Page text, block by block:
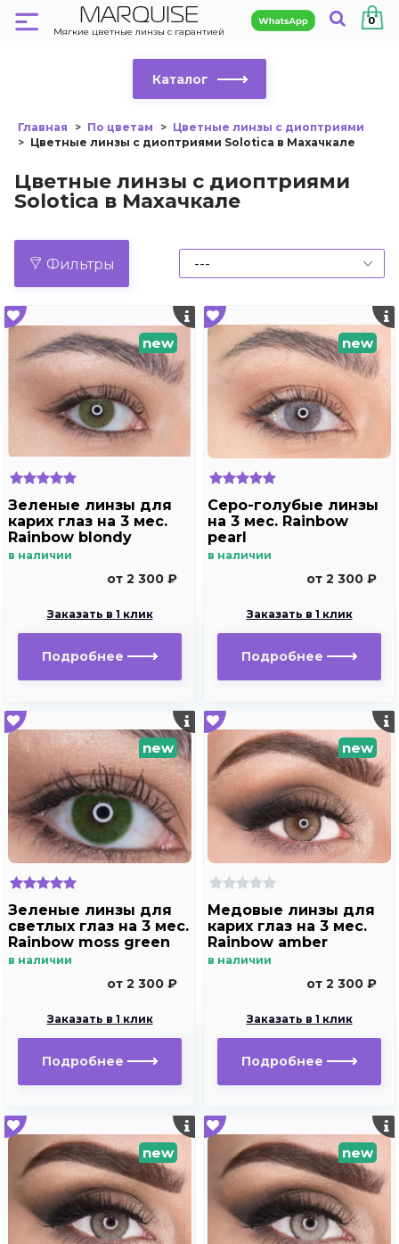
MARQUISE
Мягкие цветные линзы с гарантией
0
Каталог
Главная По цветам
Цветные линзы с диоптриями
Цветные линзы с диоптриями Solotica в Махачкале
Цветные линзы с диоптриями
Solotica в Махачкале
Фильтры
new
Зеленые линзы для
карих глаз на 3 мес.
Rainbow blondy
в наличии
от 2 300 ₽
Заказать в 1 клик
Подробнее
new
Серо-голубые линзы
на 3 мес. Rainbow
pearl
в наличии
от 2 300 ₽
Заказать в 1 клик
Подробнее
new
Зеленые линзы для
светлых глаз на 3 мес.
Rainbow moss green
в наличии
от 2 300 ₽
Заказать в 1 клик
Подробнее
new
Медовые линзы для
карих глаз на 3 мес.
Rainbow amber
в наличии
от 2 300 ₽
Заказать в 1 клик
Подробнее
new new